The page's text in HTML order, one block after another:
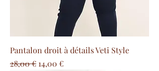
Pantalon droit à détails Veti Style
Precio
28,00 € Precio de oferta
14,00 €